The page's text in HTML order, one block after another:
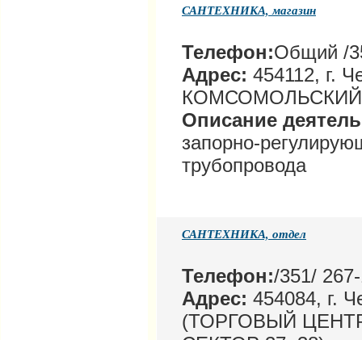
САНТЕХНИКА, магазин
Телефон:Общий /
Адрес: 454112, г.
КОМСОМОЛЬСКИЙ
Описание
запорно-
трубопровода
САНТЕХНИКА, отдел
Телефон:/351/
Адрес: 454084, г.
(ТОРГОВЫЙ